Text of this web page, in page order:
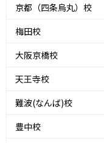
京都（四条烏丸）校
梅田校
大阪京橋校
天王寺校
難波(なんば)校
豊中校